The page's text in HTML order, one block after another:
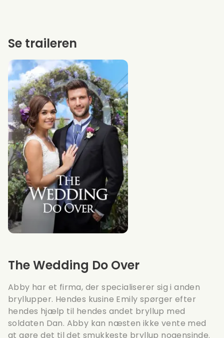
The Wedding Do Over
Abby har et firma, der specialiserer sig i anden
bryllupper. Hendes kusine Emily spørger efter
hendes hjælp til hendes andet bryllup med
soldaten Dan. Abby kan næsten ikke vente med
at gøre det til det smukkeste bryllup nogensinde.
Se traileren